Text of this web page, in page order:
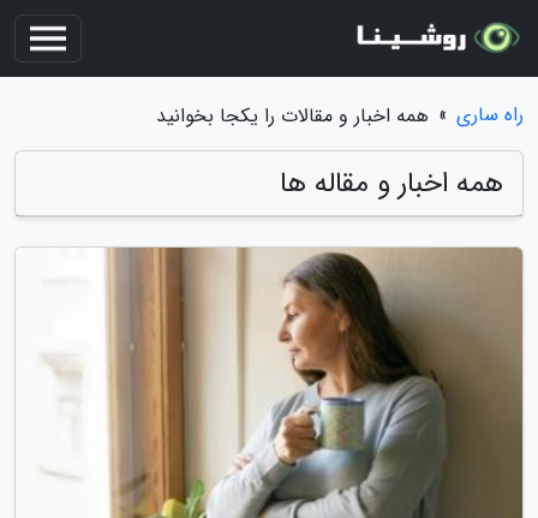
راه ساری » همه اخبار و مقالات را یکجا بخوانید
همه اخبار و مقاله ها